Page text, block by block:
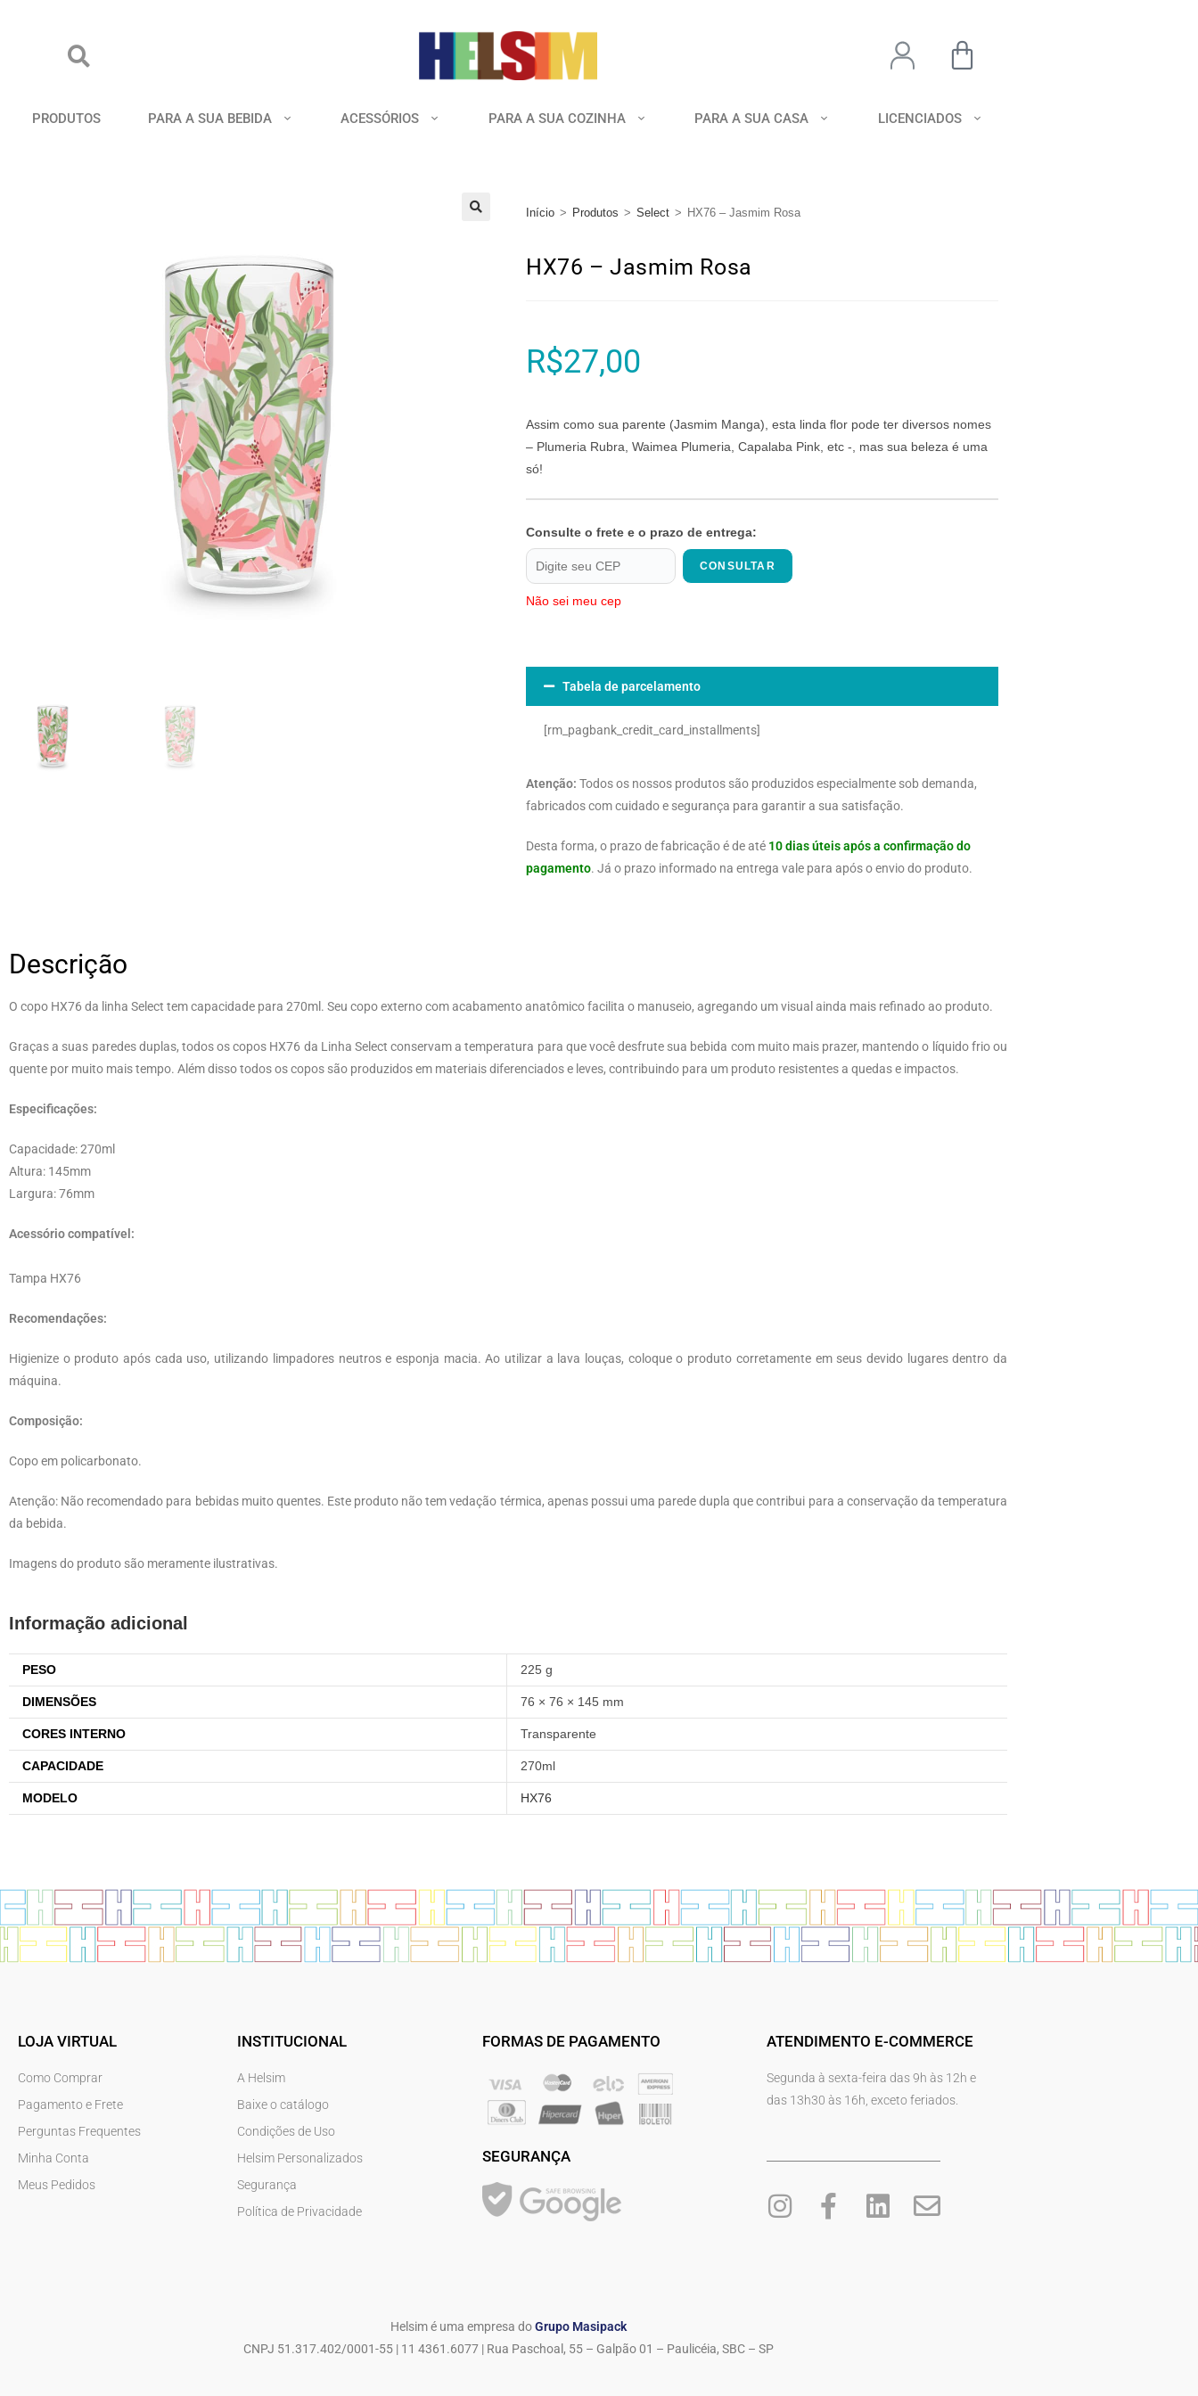
PRODUTOS PARA A SUA BEBIDA ACESSÓRIOS PARA A SUA COZINHA PARA A SUA CASA LICENCIADOS
Início > Produtos > Select > HX76 – Jasmim Rosa
HX76 – Jasmim Rosa
R$27,00
Assim como sua parente (Jasmim Manga), esta linda flor pode ter diversos nomes
– Plumeria Rubra, Waimea Plumeria, Capalaba Pink, etc -, mas sua beleza é uma
só!
Consulte o frete e o prazo de entrega:
CONSULTAR
Não sei meu cep
Tabela de parcelamento
[rm_pagbank_credit_card_installments]
Atenção: Todos os nossos produtos são produzidos especialmente sob demanda,
fabricados com cuidado e segurança para garantir a sua satisfação.
Desta forma, o prazo de fabricação é de até 10 dias úteis após a confirmação do
pagamento. Já o prazo informado na entrega vale para após o envio do produto.
Descrição
O copo HX76 da linha Select tem capacidade para 270ml. Seu copo externo com acabamento anatômico facilita o manuseio, agregando um visual ainda mais refinado ao produto.
Graças a suas paredes duplas, todos os copos HX76 da Linha Select conservam a temperatura para que você desfrute sua bebida com muito mais prazer, mantendo o líquido frio ou
quente por muito mais tempo. Além disso todos os copos são produzidos em materiais diferenciados e leves, contribuindo para um produto resistentes a quedas e impactos.
Especificações:
Capacidade: 270ml
Altura: 145mm
Largura: 76mm
Acessório compatível:
Tampa HX76
Recomendações:
Higienize o produto após cada uso, utilizando limpadores neutros e esponja macia. Ao utilizar a lava louças, coloque o produto corretamente em seus devido lugares dentro da
máquina.
Composição:
Copo em policarbonato.
Atenção: Não recomendado para bebidas muito quentes. Este produto não tem vedação térmica, apenas possui uma parede dupla que contribui para a conservação da temperatura
da bebida.
Imagens do produto são meramente ilustrativas.
Informação adicional
PESO 225 g
DIMENSÕES 76 × 76 × 145 mm
CORES INTERNO Transparente
CAPACIDADE 270ml
MODELO HX76
LOJA VIRTUAL
Como Comprar
Pagamento e Frete
Perguntas Frequentes
Minha Conta
Meus Pedidos
INSTITUCIONAL
A Helsim
Baixe o catálogo
Condições de Uso
Helsim Personalizados
Segurança
Política de Privacidade
FORMAS DE PAGAMENTO
SEGURANÇA
ATENDIMENTO E-COMMERCE
Segunda à sexta-feira das 9h às 12h e
das 13h30 às 16h, exceto feriados.
Helsim é uma empresa doGrupo Masipack
CNPJ 51.317.402/0001-55 | 11 4361.6077 | Rua Paschoal, 55 – Galpão 01 – Paulicéia, SBC – SP